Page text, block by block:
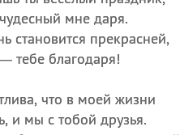
мне даря.
становится прекрасней,
тебе благодаря!
что в моей жизни
и мы с тобой друзья.